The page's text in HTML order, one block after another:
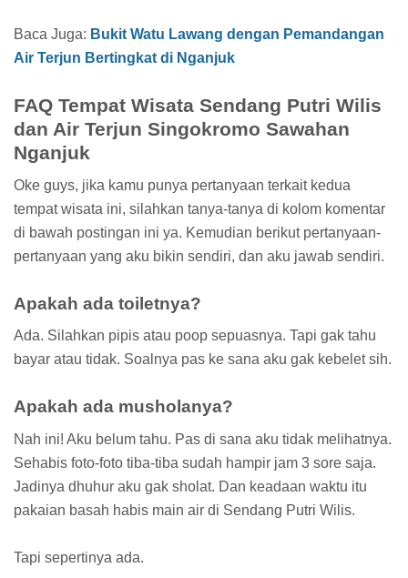
Baca Juga: Bukit Watu Lawang dengan Pemandangan
Air Terjun Bertingkat di Nganjuk
FAQ Tempat Wisata Sendang Putri Wilis
dan Air Terjun Singokromo Sawahan
Nganjuk
Oke guys, jika kamu punya pertanyaan terkait kedua
tempat wisata ini, silahkan tanya-tanya di kolom komentar
di bawah postingan ini ya. Kemudian berikut pertanyaan-
pertanyaan yang aku bikin sendiri, dan aku jawab sendiri.
Apakah ada toiletnya?
Ada. Silahkan pipis atau poop sepuasnya. Tapi gak tahu
bayar atau tidak. Soalnya pas ke sana aku gak kebelet sih.
Apakah ada musholanya?
Nah ini! Aku belum tahu. Pas di sana aku tidak melihatnya.
Sehabis foto-foto tiba-tiba sudah hampir jam 3 sore saja.
Jadinya dhuhur aku gak sholat. Dan keadaan waktu itu
pakaian basah habis main air di Sendang Putri Wilis.
Tapi sepertinya ada.